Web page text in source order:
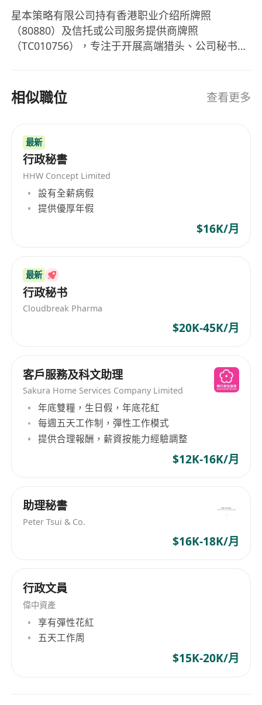
星本策略有限公司持有香港职业介绍所牌照
（80880）及信托或公司服务提供商牌照
（TC010756），专注于开展高端猎头、公司秘书、
相似職位 查看更多
最新
行政秘書
HHW Concept Limited
設有全薪病假
提供優厚年假
$16K/月
最新
行政秘书
Cloudbreak Pharma
$20K-45K/月
客戶服務及科文助理
Sakura Home Services Company Limited
年底雙糧，生日假，年底花紅
每週五天工作制，彈性工作模式
提供合理報酬，薪資按能力經驗調整
$12K-16K/月
助理秘書
Peter Tsui & Co.
$16K-18K/月
行政文員
偉中資產
享有彈性花紅
五天工作周
$15K-20K/月